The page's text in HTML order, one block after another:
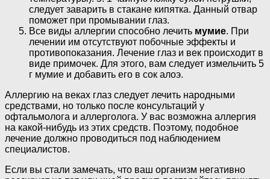
следует заварить в стакане кипятка. Данный отвар
поможет при промывании глаз.
Все виды аллергии способно лечить мумие. При
лечении им отсутствуют побочные эффекты и
противопоказания. Лечение глаз и век происходит в
виде примочек. Для этого, вам следует измельчить 5
г мумие и добавить его в сок алоэ.
Аллергию на веках глаз следует лечить народными
средствами, но только после консультаций у
офтальмолога и аллерголога. У вас возможна аллергия
на какой-нибудь из этих средств. Поэтому, подобное
лечение должно проводиться под наблюдением
специалистов.
Если вы стали замечать, что ваш организм негативно